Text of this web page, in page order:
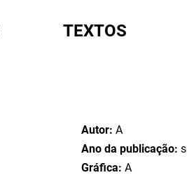
TEXTOS
Autor:A
Ano da publicação:
Gráfica:A